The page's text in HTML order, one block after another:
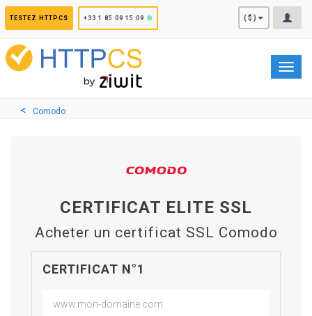
TESTEZ HTTPCS +33 1 85 09 15 09 ($)
Comodo
CERTIFICAT ELITE SSL
Acheter un certificat SSL Comodo
CERTIFICAT N°1
Panneau de gestion des cookies